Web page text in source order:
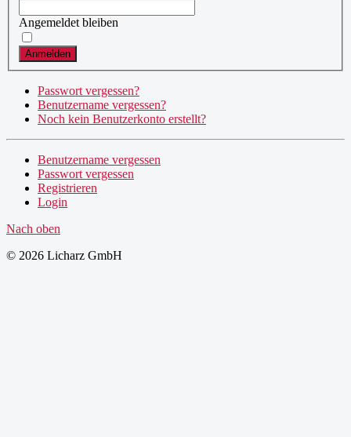
Angemeldet bleiben
Anmelden
Passwort vergessen?
Benutzername vergessen?
Noch kein Benutzerkonto erstellt?
Benutzername vergessen
Passwort vergessen
Registrieren
Login
Nach oben
© 2026 Licharz GmbH